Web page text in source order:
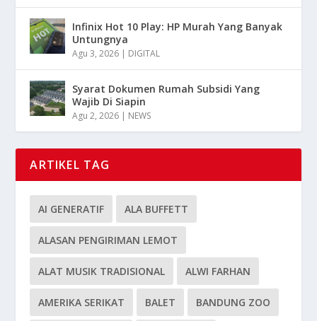
Infinix Hot 10 Play: HP Murah Yang Banyak
Untungnya
Agu 3, 2026 | DIGITAL
Syarat Dokumen Rumah Subsidi Yang
Wajib Di Siapin
Agu 2, 2026 | NEWS
ARTIKEL TAG
AI GENERATIF ALA BUFFETT
ALASAN PENGIRIMAN LEMOT
ALAT MUSIK TRADISIONAL ALWI FARHAN
AMERIKA SERIKAT BALET BANDUNG ZOO